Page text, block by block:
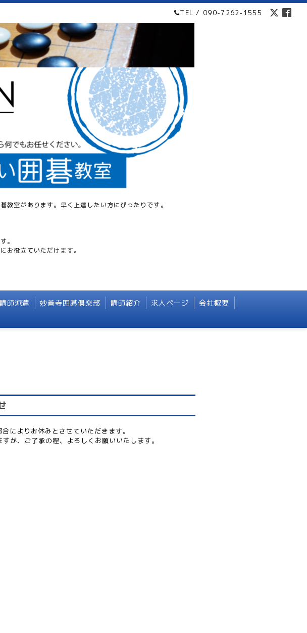
TEL / 090-7262-1555
室があります。早く上達したい方にぴったりです。
。
お役立ていただけます。
師派遣 妙善寺囲碁倶楽部 講師紹介 求人ページ
会社概要
によりお休みとさせていただきます。
が、ご了承の程、よろしくお願いいたします。